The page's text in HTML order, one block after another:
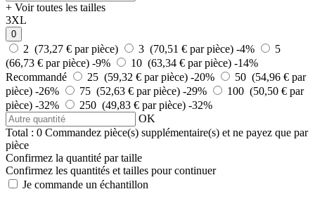
+ Voir toutes les tailles
3XL
0
2 (73,27 € par pièce) 3 (70,51 € par pièce) -4%
5
(66,73 € par pièce) -9% 10 (63,34 € par pièce) -14%
Recommandé
25 (59,32 € par pièce) -20%
50 (54,96 € par
pièce) -26% 75 (52,63 € par pièce) -29%
100 (50,50 € par
pièce) -32% 250 (49,83 € par pièce) -32%
OK
Total : 0 Commandez pièce(s) supplémentaire(s) et ne payez que par
pièce
Confirmez la quantité par taille
Confirmez les quantités et tailles pour continuer
Je commande un échantillon